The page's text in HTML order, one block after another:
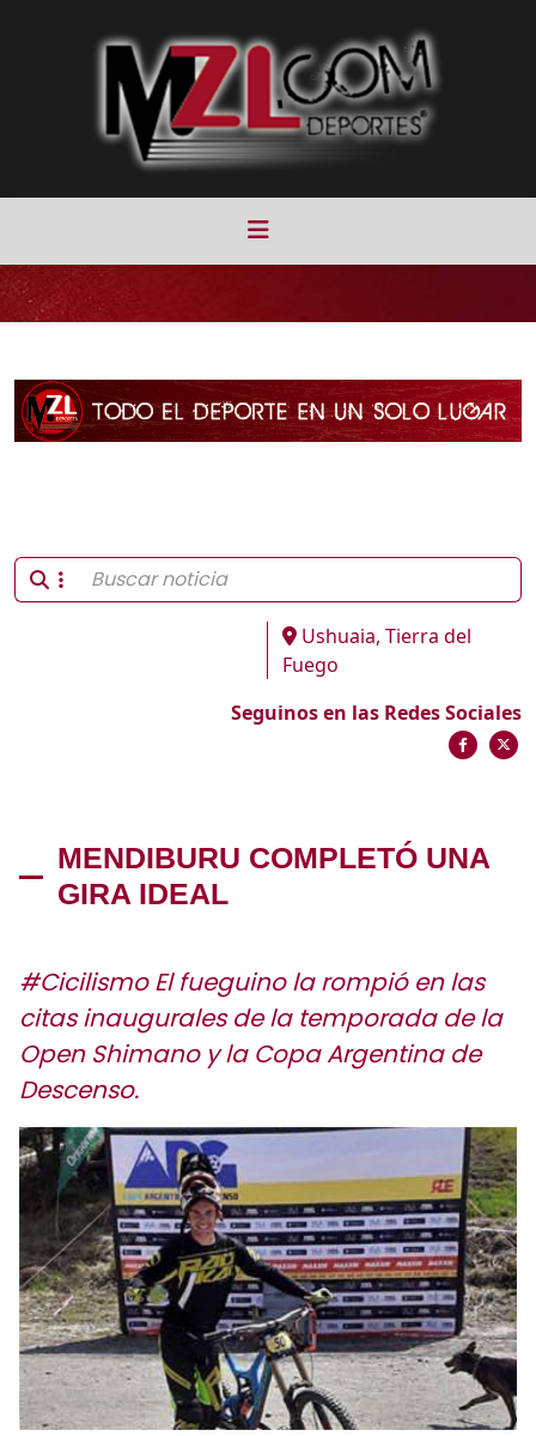
Ushuaia, Tierra del
Fuego
Seguinos en las Redes Sociales
MENDIBURU COMPLETÓ UNA
GIRA IDEAL
#Cicilismo El fueguino la rompió en las
citas inaugurales de la temporada de la
Open Shimano y la Copa Argentina de
Descenso.